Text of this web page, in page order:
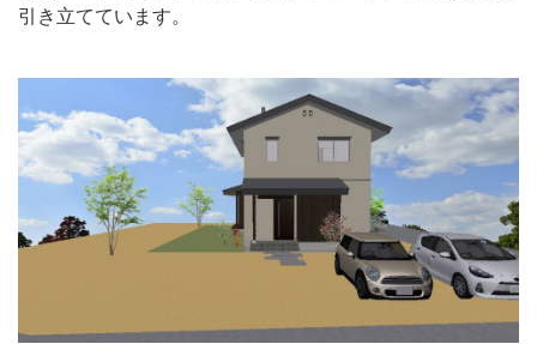
引き立てています。